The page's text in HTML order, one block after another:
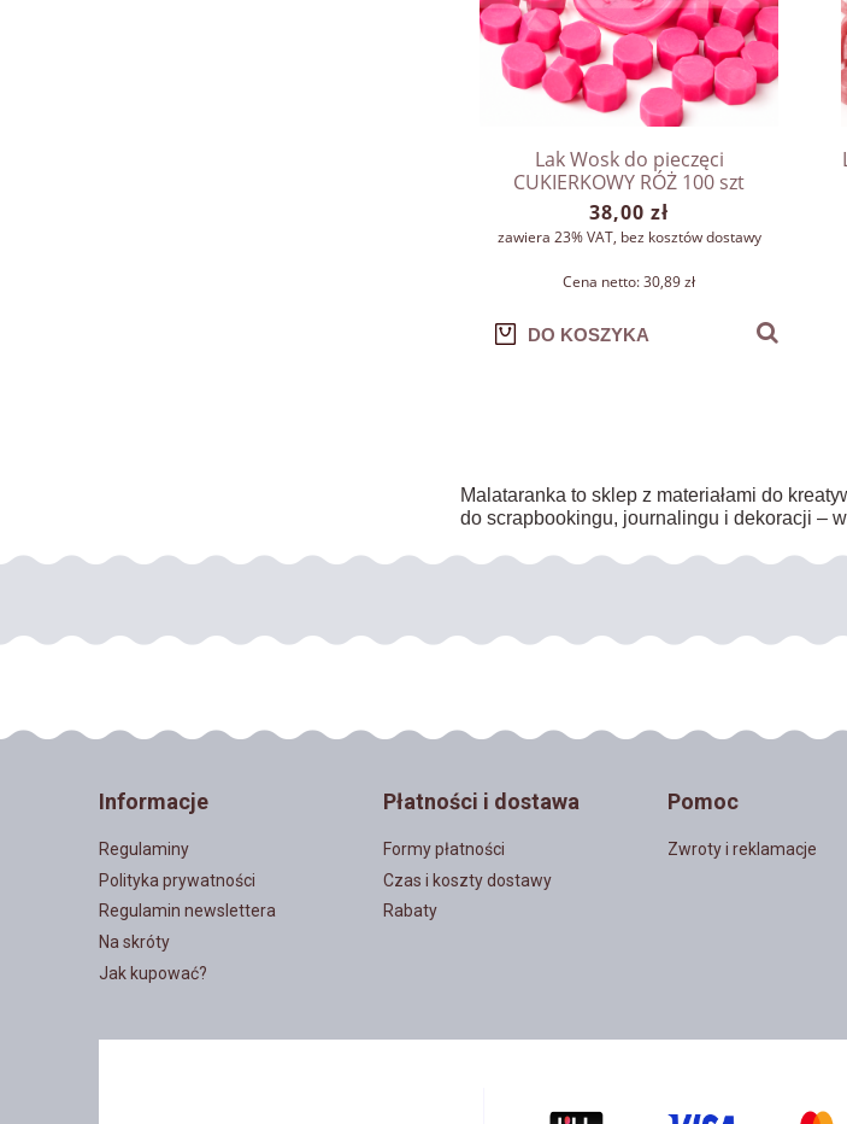
Lak Wosk do pieczęci
CUKIERKOWY RÓŻ 100 szt
38,00 zł
zawiera 23% VAT, bez kosztów dostawy
Cena netto:30,89 zł
DO KOSZYKA
Malataranka to sklep z materiałami do
do scrapbookingu, journalingu i dekoracji –
Informacje
Regulaminy
Polityka prywatności
Regulamin newslettera
Na skróty
Jak kupować?
Płatności i dostawa
Formy płatności
Czas i koszty dostawy
Rabaty
Pomoc
Zwroty i reklamacje